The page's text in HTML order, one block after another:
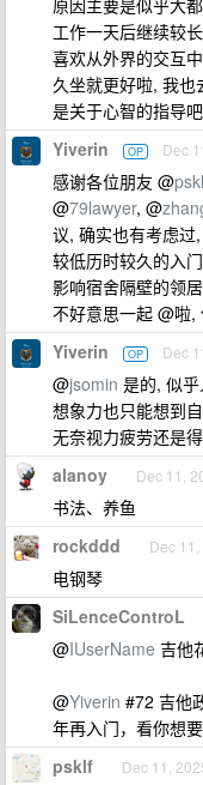
原因主要是似乎大
工作一天后继续较
喜欢从外界的交互
久坐就更好啦, 我
是关于心智的指导
Yiverin OP Dec
感谢各位朋友 @
@79lawyer, @
议, 确实也有考虑过
较低历时较久的入
影响宿舍隔壁的领
不好意思一起 @啦,
Yiverin OP Dec
@jsomin 是的, 似
想象力也只能想到
无奈视力疲劳还是
alanoy Dec 11,
书法、养鱼
rockddd Dec
电钢琴
SiLenceControL
@IUserName 吉他
@Yiverin #72 吉他
年再入门，看你想
psklf Dec 11,